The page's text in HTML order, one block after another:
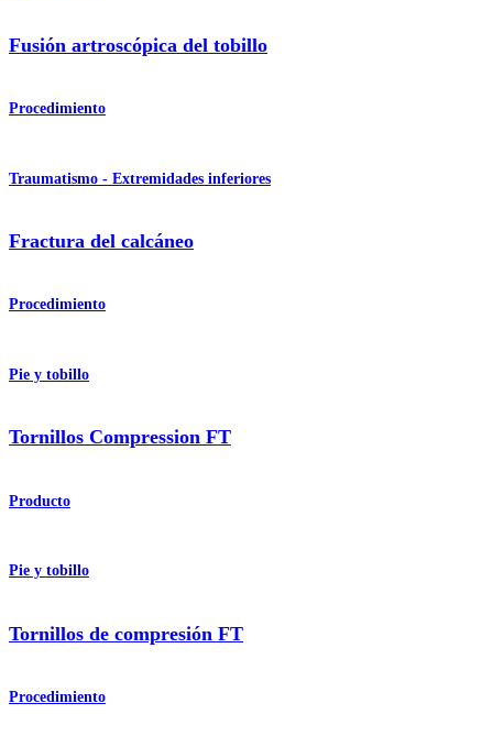
Fusión artroscópica del tobillo
Procedimiento
Traumatismo - Extremidades inferiores
Fractura del calcáneo
Procedimiento
Pie y tobillo
Tornillos Compression FT
Producto
Pie y tobillo
Tornillos de compresión FT
Procedimiento